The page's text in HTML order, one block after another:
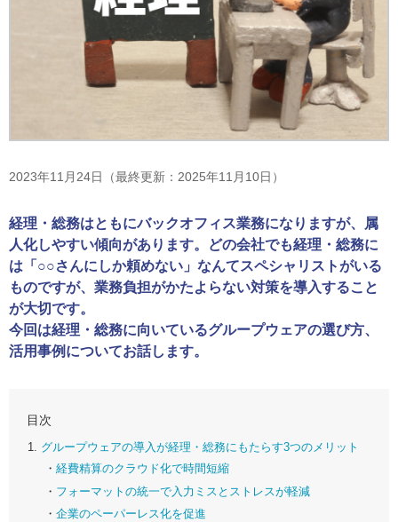
2023年11月24日（最終更新：2025年11月10日）
経理・総務はともにバックオフィス業務になりますが、属
人化しやすい傾向があります。どの会社でも経理・総務に
は「○○さんにしか頼めない」なんてスペシャリストがいる
ものですが、業務負担がかたよらない対策を導入すること
が大切です。
今回は経理・総務に向いているグループウェアの選び方、
活用事例についてお話します。
目次
グループウェアの導入が経理・総務にもたらす3つのメリット
経費精算のクラウド化で時間短縮
フォーマットの統一で入力ミスとストレスが軽減
企業のペーパーレス化を促進